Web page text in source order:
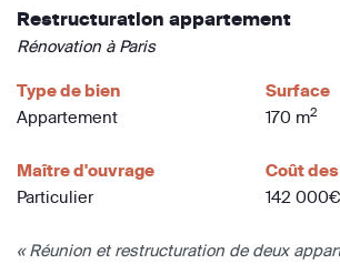
Restructuration appartement
Rénovation à Paris
Type de bien
Appartement
Surface
170 m2
Maître d'ouvrage
Particulier
Coût
142 000€
« Réunion et restructuration de deux